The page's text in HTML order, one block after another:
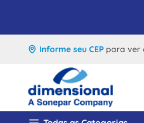
Informe seu CEP para ver